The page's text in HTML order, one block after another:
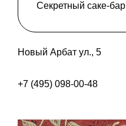
Секретный саке-бар
Новый Арбат ул., 5
+7 (495) 098-00-48